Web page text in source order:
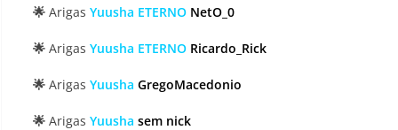
🌟 Arigas Yuusha ETERNO NetO_0
🌟 Arigas Yuusha ETERNO Ricardo_Rick
🌟 Arigas Yuusha GregoMacedonio
🌟 Arigas Yuusha sem nick